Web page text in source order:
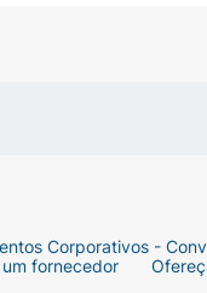
Corporativos -
um fornecedor